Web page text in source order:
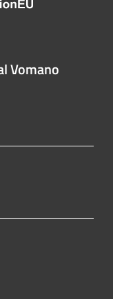
Vomano